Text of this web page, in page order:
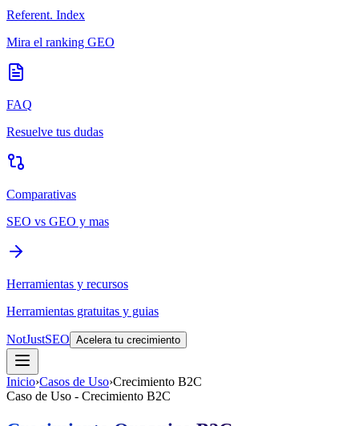
Referent. Index
Mira el ranking GEO
FAQ
Resuelve tus dudas
Comparativas
SEO vs GEO y mas
Herramientas y recursos
Herramientas gratuitas y guias
NotJustSEO Acelera tu crecimiento
Inicio›Casos de Uso›Crecimiento B2C
Caso de Uso - Crecimiento B2C